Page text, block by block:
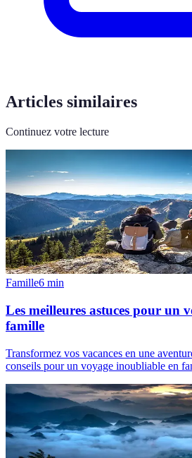
Articles similaires
Continuez votre lecture
Famille6 min
Les meilleures astuces pour un
famille
Transformez vos vacances en une
conseils pour un voyage inoubliable en